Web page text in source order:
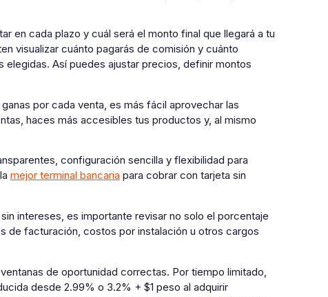
en cada plazo y cuál será el monto final que llegará a tu
visualizar cuánto pagarás de comisión y cuánto
Así puedes ajustar precios, definir montos
por cada venta, es más fácil aprovechar las
haces más accesibles tus productos y, al mismo
configuración sencilla y flexibilidad para
mejor terminal bancaria para cobrar con tarjeta sin
intereses, es importante revisar no solo el porcentaje
de facturación, costos por instalación u otros cargos
de oportunidad correctas. Por tiempo limitado,
desde 2.99% o 3.2% + $1 peso al adquirir